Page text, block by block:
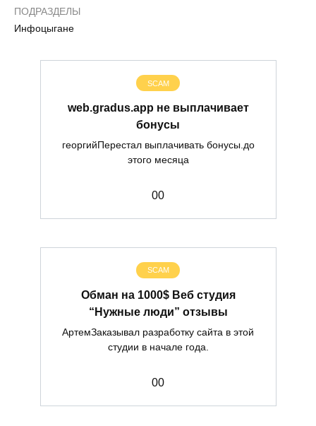
ПОДРАЗДЕЛЫ
Инфоцыгане
SCAM
web.gradus.app не выплачивает
бонусы
георгийПерестал выплачивать бонусы.до
этого месяца
00
SCAM
Обман на 1000$ Веб студия
“Нужные люди” отзывы
АртемЗаказывал разработку сайта в этой
студии в начале года.
00